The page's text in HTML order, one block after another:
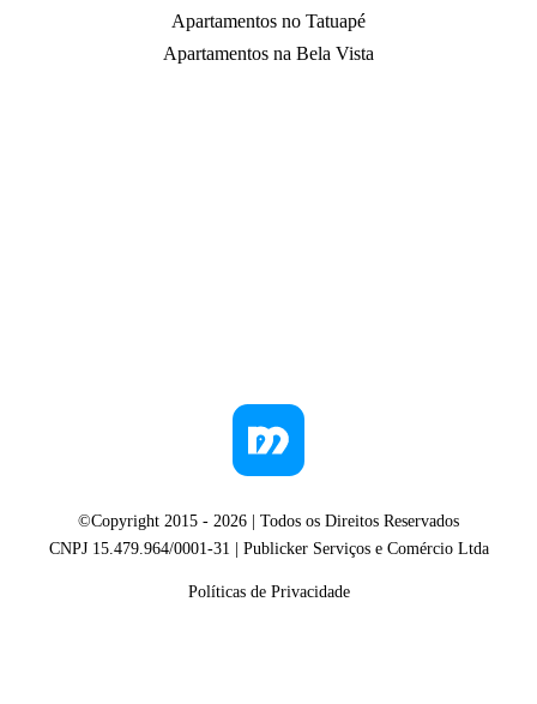
Apartamentos no Tatuapé
Apartamentos na Bela Vista
©Copyright 2015 - 2026 | Todos os Direitos Reservados
CNPJ 15.479.964/0001-31 | Publicker Serviços e Comércio Ltda
Políticas de Privacidade